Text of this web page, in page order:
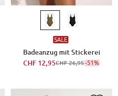
SALE
Badeanzug mit Stickerei
CHF 12,95CHF 26,95-51%